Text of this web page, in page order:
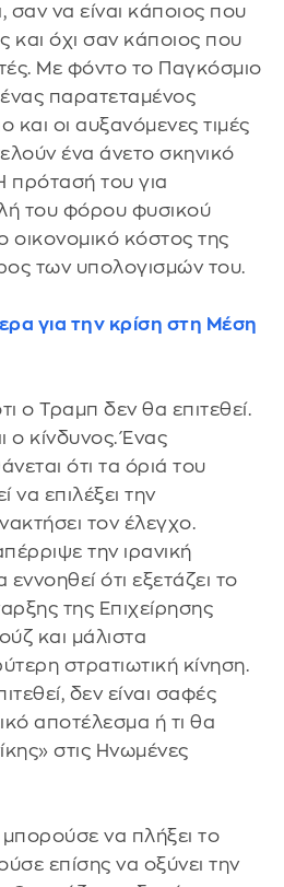
σαν να είναι κάποιος που
και όχι σαν κάποιος που
Με φόντο το Παγκόσμιο
παρατεταμένος
οι αυξανόμενες τιμές
ένα άνετο σκηνικό
πρότασή του για
του φόρου φυσικού
οικονομικό κόστος της
των υπολογισμών του.
για την κρίση στη Μέση
ο Τραμπ δεν θα επιτεθεί.
ο κίνδυνος. Ένας
ότι τα όριά του
να επιλέξει την
τον έλεγχο.
την ιρανική
ότι εξετάζει το
της Επιχείρησης
και μάλιστα
στρατιωτική κίνηση.
δεν είναι σαφές
αποτέλεσμα ή τι θα
στις Ηνωμένες
να πλήξει το
επίσης να οξύνει την